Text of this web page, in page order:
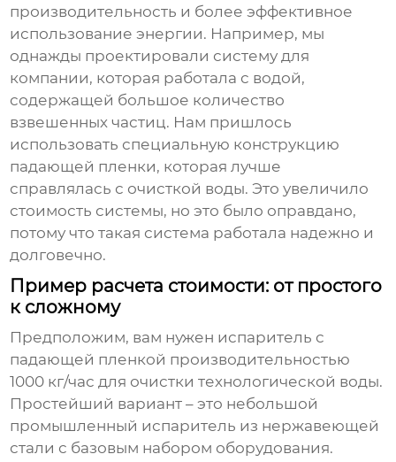
производительность и более эффективное
использование энергии. Например, мы
однажды проектировали систему для
компании, которая работала с водой,
содержащей большое количество
взвешенных частиц. Нам пришлось
использовать специальную конструкцию
падающей пленки, которая лучше
справлялась с очисткой воды. Это увеличило
стоимость системы, но это было оправдано,
потому что такая система работала надежно и
долговечно.
Пример расчета стоимости: от простого
к сложному
Предположим, вам нужен испаритель с
падающей пленкой производительностью
1000 кг/час для очистки технологической воды.
Простейший вариант – это небольшой
промышленный испаритель из нержавеющей
стали с базовым набором оборудования.